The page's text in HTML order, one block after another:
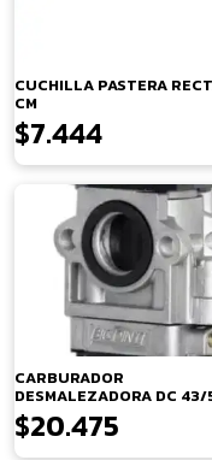
CUCHILLA PASTERA
CM
$7.444
CARBURADOR
DESMALEZADORA DC 43/
$20.475